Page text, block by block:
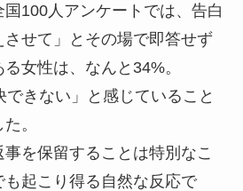
100人アンケートでは、告白
させて」とその場で即答せず
女性は、なんと34%。
きない」と感じていること
。
を保留することは特別なこ
も起こり得る自然な反応で